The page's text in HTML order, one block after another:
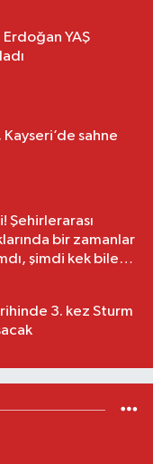
Erdoğan YAŞ
sahne
Şehirlerarası
bir zamanlar
şimdi kek bile
3. kez Sturm